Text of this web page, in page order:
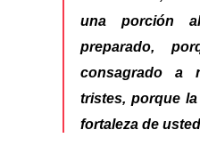
una porción
preparado,
consagrado a
tristes, porque
fortaleza de